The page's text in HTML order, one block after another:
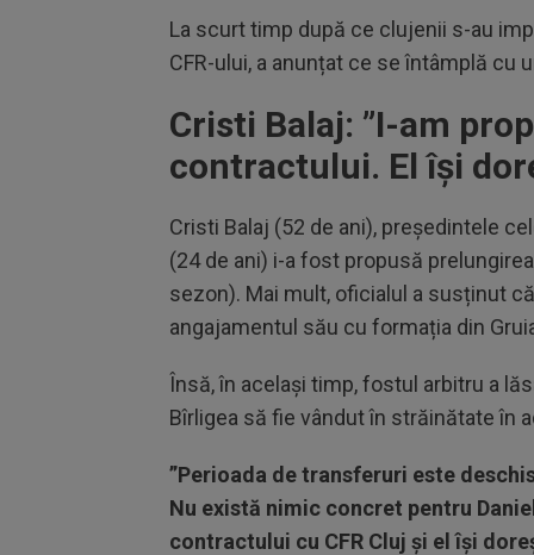
La scurt timp după ce clujenii s-au
CFR-ului, a anunțat ce se întâmplă cu
Cristi Balaj: ”I-am
contractului. El își
Cristi Balaj (52 de ani), președintele
(24 de ani) i-a fost propusă
sezon). Mai mult, oficialul a susținut
angajamentul său cu formația din
Însă, în același timp, fostul arbitru a
Bîrligea să fie vândut în străinătate în
”Perioada de transferuri este
Nu există nimic concret pentru
contractului cu CFR Cluj și el își